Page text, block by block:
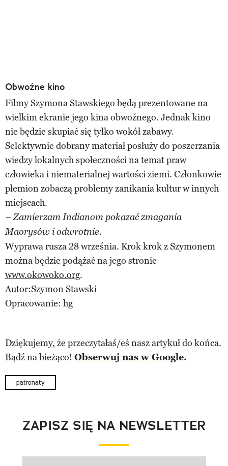
Obwoźne kino
Filmy Szymona Stawskiego będą prezentowane na
wielkim ekranie jego kina obwoźnego. Jednak kino
nie będzie skupiać się tylko wokół zabawy.
Selektywnie dobrany materiał posłuży do poszerzania
wiedzy lokalnych społeczności na temat praw
człowieka i niematerialnej wartości ziemi. Członkowie
plemion zobaczą problemy zanikania kultur w innych
miejscach.
– Zamierzam Indianom pokazać zmagania
Maorysów i odwrotnie.
Wyprawa rusza 28 września. Krok krok z Szymonem
można będzie podążać na jego stronie
www.okowoko.org.
Autor:Szymon Stawski
Opracowanie: hg
Dziękujemy, że przeczytałaś/eś nasz artykuł do końca.
Bądź na bieżąco! Obserwuj nas w Google.
patronaty
ZAPISZ SIĘ NA NEWSLETTER